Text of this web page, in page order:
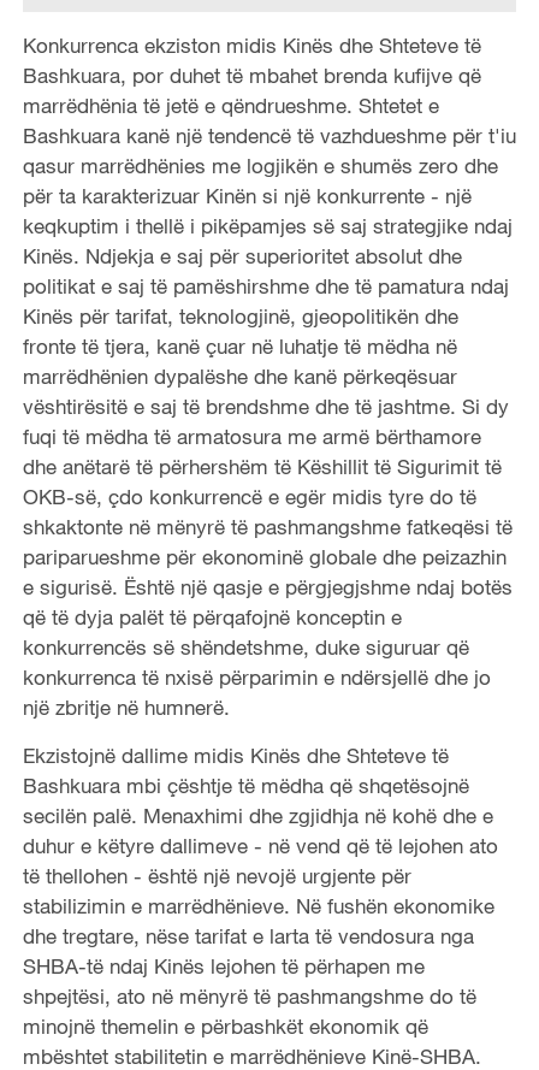
Konkurrenca ekziston midis Kinës dhe Shteteve të
Bashkuara, por duhet të mbahet brenda kufijve që
marrëdhënia të jetë e qëndrueshme. Shtetet e
Bashkuara kanë një tendencë të vazhdueshme për t'iu
qasur marrëdhënies me logjikën e shumës zero dhe
për ta karakterizuar Kinën si një konkurrente - një
keqkuptim i thellë i pikëpamjes së saj strategjike ndaj
Kinës. Ndjekja e saj për superioritet absolut dhe
politikat e saj të pamëshirshme dhe të pamatura ndaj
Kinës për tarifat, teknologjinë, gjeopolitikën dhe
fronte të tjera, kanë çuar në luhatje të mëdha në
marrëdhënien dypalëshe dhe kanë përkeqësuar
vështirësitë e saj të brendshme dhe të jashtme. Si dy
fuqi të mëdha të armatosura me armë bërthamore
dhe anëtarë të përhershëm të Këshillit të Sigurimit të
OKB-së, çdo konkurrencë e egër midis tyre do të
shkaktonte në mënyrë të pashmangshme fatkeqësi të
pariparueshme për ekonominë globale dhe peizazhin
e sigurisë. Është një qasje e përgjegjshme ndaj botës
që të dyja palët të përqafojnë konceptin e
konkurrencës së shëndetshme, duke siguruar që
konkurrenca të nxisë përparimin e ndërsjellë dhe jo
një zbritje në humnerë.
Ekzistojnë dallime midis Kinës dhe Shteteve të
Bashkuara mbi çështje të mëdha që shqetësojnë
secilën palë. Menaxhimi dhe zgjidhja në kohë dhe e
duhur e këtyre dallimeve - në vend që të lejohen ato
të thellohen - është një nevojë urgjente për
stabilizimin e marrëdhënieve. Në fushën ekonomike
dhe tregtare, nëse tarifat e larta të vendosura nga
SHBA-të ndaj Kinës lejohen të përhapen me
shpejtësi, ato në mënyrë të pashmangshme do të
minojnë themelin e përbashkët ekonomik që
mbështet stabilitetin e marrëdhënieve Kinë-SHBA.